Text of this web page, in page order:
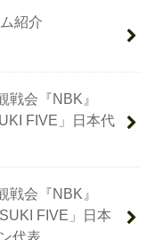
紹介
戦会『NBK』
FIVE」日本代
戦会『NBK』
FIVE」日本
代表